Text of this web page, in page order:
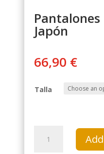
Japón
66,90 €
Talla
Harem